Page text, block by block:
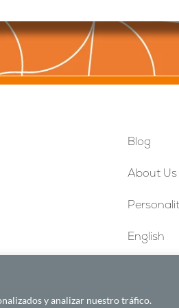
y analizar nuestro tráfico.
Blog
About Us
English